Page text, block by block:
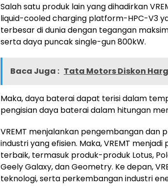
Salah satu produk lain yang dihadirkan
liquid-cooled charging platform-HPC-V3
terbesar di dunia dengan tegangan
serta daya puncak single-gun 800kW.
Baca Juga : Tata Motors Diskon
Maka, daya baterai dapat terisi dalam
pengisian daya baterai dalam hitungan
VREMT menjalankan pengembangan dan
industri yang efisien. Maka, VREMT
terbaik, termasuk produk-produk Lotus,
Geely Galaxy, dan Geometry. Ke depan,
teknologi, serta perkembangan industri